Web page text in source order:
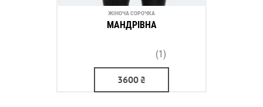
ЖІНОЧА СОРОЧКА
МАНДРІВНА
(1)
3600₴